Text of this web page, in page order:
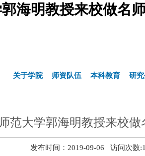
海明教授来校做名
关于学院 师资队伍 本科教育 研
范大学郭海明教授来校
发布时间：2019-09-06 访问次数: